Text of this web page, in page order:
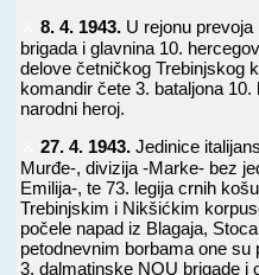
8. 4. 1943. U rejonu
brigada i glavnina 10.
delove četničkog Trebinjskog
komandir čete 3. bataljona
narodni heroj.
27. 4. 1943. Jedinice
Murđe-, divizija -Marke- bez
Emilija-, te 73. legija crnih
Trebinjskim i Nikšićkim
počele napad iz Blagaja,
petodnevnim borbama one
3. dalmatinske NOU brigade i